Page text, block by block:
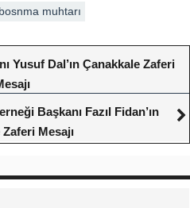
muhtarı
Yusuf Dal’ın Çanakkale Zaferi
Başkanı Fazıl Fidan’ın
Mesajı